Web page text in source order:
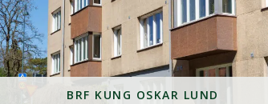
BRF KUNG OSKAR LUND